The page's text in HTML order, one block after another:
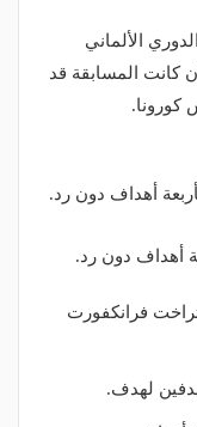
الدوري الألماني
كانت المسابقة قد
كورونا.
أهداف دون رد.
أهداف دون رد.
فرانكفورت
لهدف.